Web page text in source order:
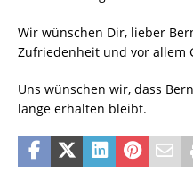
Wir wünschen Dir, lieber
Zufriedenheit und vor allem
Uns wünschen wir, dass
lange erhalten bleibt.